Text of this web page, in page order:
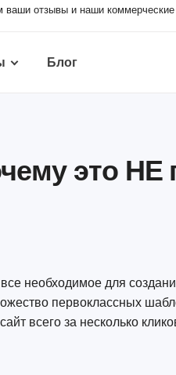
отзывы и наши
Блог
это
необходимое для
первоклассных
всего за несколько